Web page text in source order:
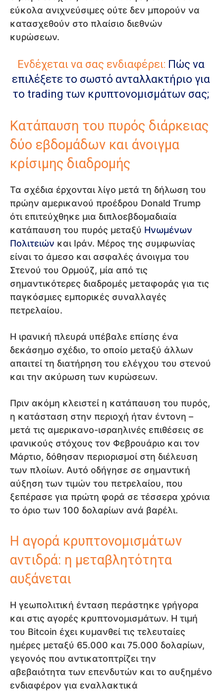
εύκολα ανιχνεύσιμες ούτε δεν μπορούν να
κατασχεθούν στο πλαίσιο διεθνών
κυρώσεων.
Ενδέχεται να σας ενδιαφέρει: Πώς να
επιλέξετε το σωστό ανταλλακτήριο για
το trading των κρυπτονομισμάτων σας;
Κατάπαυση του πυρός διάρκειας
δύο εβδομάδων και άνοιγμα
κρίσιμης διαδρομής
Τα σχέδια έρχονται λίγο μετά τη δήλωση του
πρώην αμερικανού προέδρου Donald Trump
ότι επιτεύχθηκε μια διπλοεβδομαδιαία
κατάπαυση του πυρός μεταξύ Ηνωμένων
Πολιτειών και Ιράν. Μέρος της συμφωνίας
είναι το άμεσο και ασφαλές άνοιγμα του
Στενού του Ορμούζ, μία από τις
σημαντικότερες διαδρομές μεταφοράς για τις
παγκόσμιες εμπορικές συναλλαγές
πετρελαίου.
Η ιρανική πλευρά υπέβαλε επίσης ένα
δεκάσημο σχέδιο, το οποίο μεταξύ άλλων
απαιτεί τη διατήρηση του ελέγχου του στενού
και την ακύρωση των κυρώσεων.
Πριν ακόμη κλειστεί η κατάπαυση του πυρός,
η κατάσταση στην περιοχή ήταν έντονη –
μετά τις αμερικανο-ισραηλινές επιθέσεις σε
ιρανικούς στόχους τον Φεβρουάριο και τον
Μάρτιο, δόθησαν περιορισμοί στη διέλευση
των πλοίων. Αυτό οδήγησε σε σημαντική
αύξηση των τιμών του πετρελαίου, που
ξεπέρασε για πρώτη φορά σε τέσσερα χρόνια
το όριο των 100 δολαρίων ανά βαρέλι.
Η αγορά κρυπτονομισμάτων
αντιδρά: η μεταβλητότητα
αυξάνεται
Η γεωπολιτική ένταση περάστηκε γρήγορα
και στις αγορές κρυπτονομισμάτων. Η τιμή
του Bitcoin έχει κυμανθεί τις τελευταίες
ημέρες μεταξύ 65.000 και 75.000 δολαρίων,
γεγονός που αντικατοπτρίζει την
αβεβαιότητα των επενδυτών και το αυξημένο
ενδιαφέρον για εναλλακτικά